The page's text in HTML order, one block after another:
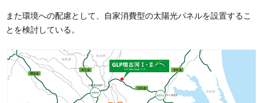
また環境への配慮として、自家消費型の太陽光パネルを設置するこ
とを検討している。